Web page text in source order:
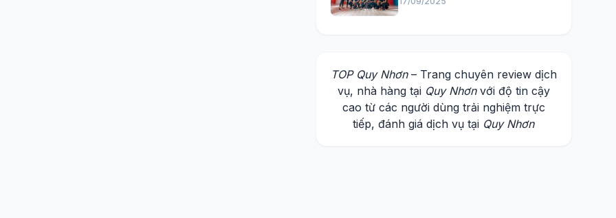
TOP Quy Nhơn– Trang chuyên review dịch
vụ, nhà hàng tại Quy Nhơnvới độ tin cậy
cao từ các người dùng trải nghiệm trực
tiếp, đánh giá dịch vụ tại Quy Nhơn